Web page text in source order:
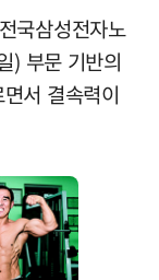
국삼성전자노
) 부문 기반의
서 결속력이